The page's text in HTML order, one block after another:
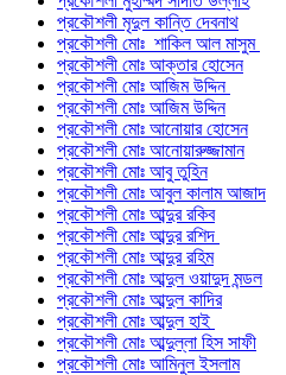
প্রকৌশলী মৃদুল কান্তি দেবনাথ
প্রকৌশলী মোঃ শাকিল আল মাসুম
প্রকৌশলী মোঃ আক্তার হোসেন
প্রকৌশলী মোঃ আজিম উদ্দিন
প্রকৌশলী মোঃ আজিম উদ্দিন
প্রকৌশলী মোঃ আনোয়ার হোসেন
প্রকৌশলী মোঃ আনোয়ারুজ্জামান
প্রকৌশলী মোঃ আবু তুহিন
প্রকৌশলী মোঃ আবুল কালাম আজাদ
প্রকৌশলী মোঃ আব্দুর রকিব
প্রকৌশলী মোঃ আব্দুর রশিদ
প্রকৌশলী মোঃ আব্দুর রহিম
প্রকৌশলী মোঃ আব্দুল ওয়াদুদ মন্ডল
প্রকৌশলী মোঃ আব্দুল কাদির
প্রকৌশলী মোঃ আব্দুল হাই
প্রকৌশলী মোঃ আব্দুল্লা হিস সাফী
প্রকৌশলী মোঃ আমিনুল ইসলাম